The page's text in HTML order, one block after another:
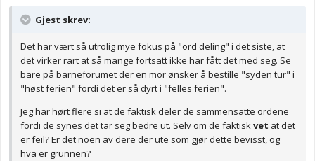
Gjest skrev:
Det har vært så utrolig mye fokus på "ord deling" i det siste, at
det virker rart at så mange fortsatt ikke har fått det med seg. Se
bare på barneforumet der en mor ønsker å bestille "syden tur" i
"høst ferien" fordi det er så dyrt i "felles ferien".
Jeg har hørt flere si at de faktisk deler de sammensatte ordene
fordi de synes det tar seg bedre ut. Selv om de faktiskvet at det
er feil? Er det noen av dere der ute som gjør dette bevisst, og
hva er grunnen?